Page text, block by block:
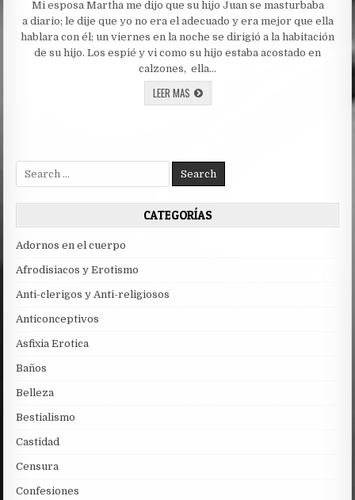
PARTE
2
ESPOSA
MI
HIJASTRO
Mi esposa Martha me dijo que su hijo Juan se masturbaba
a diario; le dije que yo no era el adecuado y era mejor que ella
hablara con él; un viernes en la noche se dirigió a la habitación
de su hijo. Los espié y vi como su hijo estaba acostado en
calzones, ella…
LEER MASMI
ESPOSA
Search
for:
CATEGORÍAS
Adornos en el cuerpo
Afrodisiacos y Erotismo
Anti-clerigos y Anti-religiosos
Anticonceptivos
Asfixia Erotica
Baños
Belleza
Bestialismo
Castidad
Censura
Confesiones